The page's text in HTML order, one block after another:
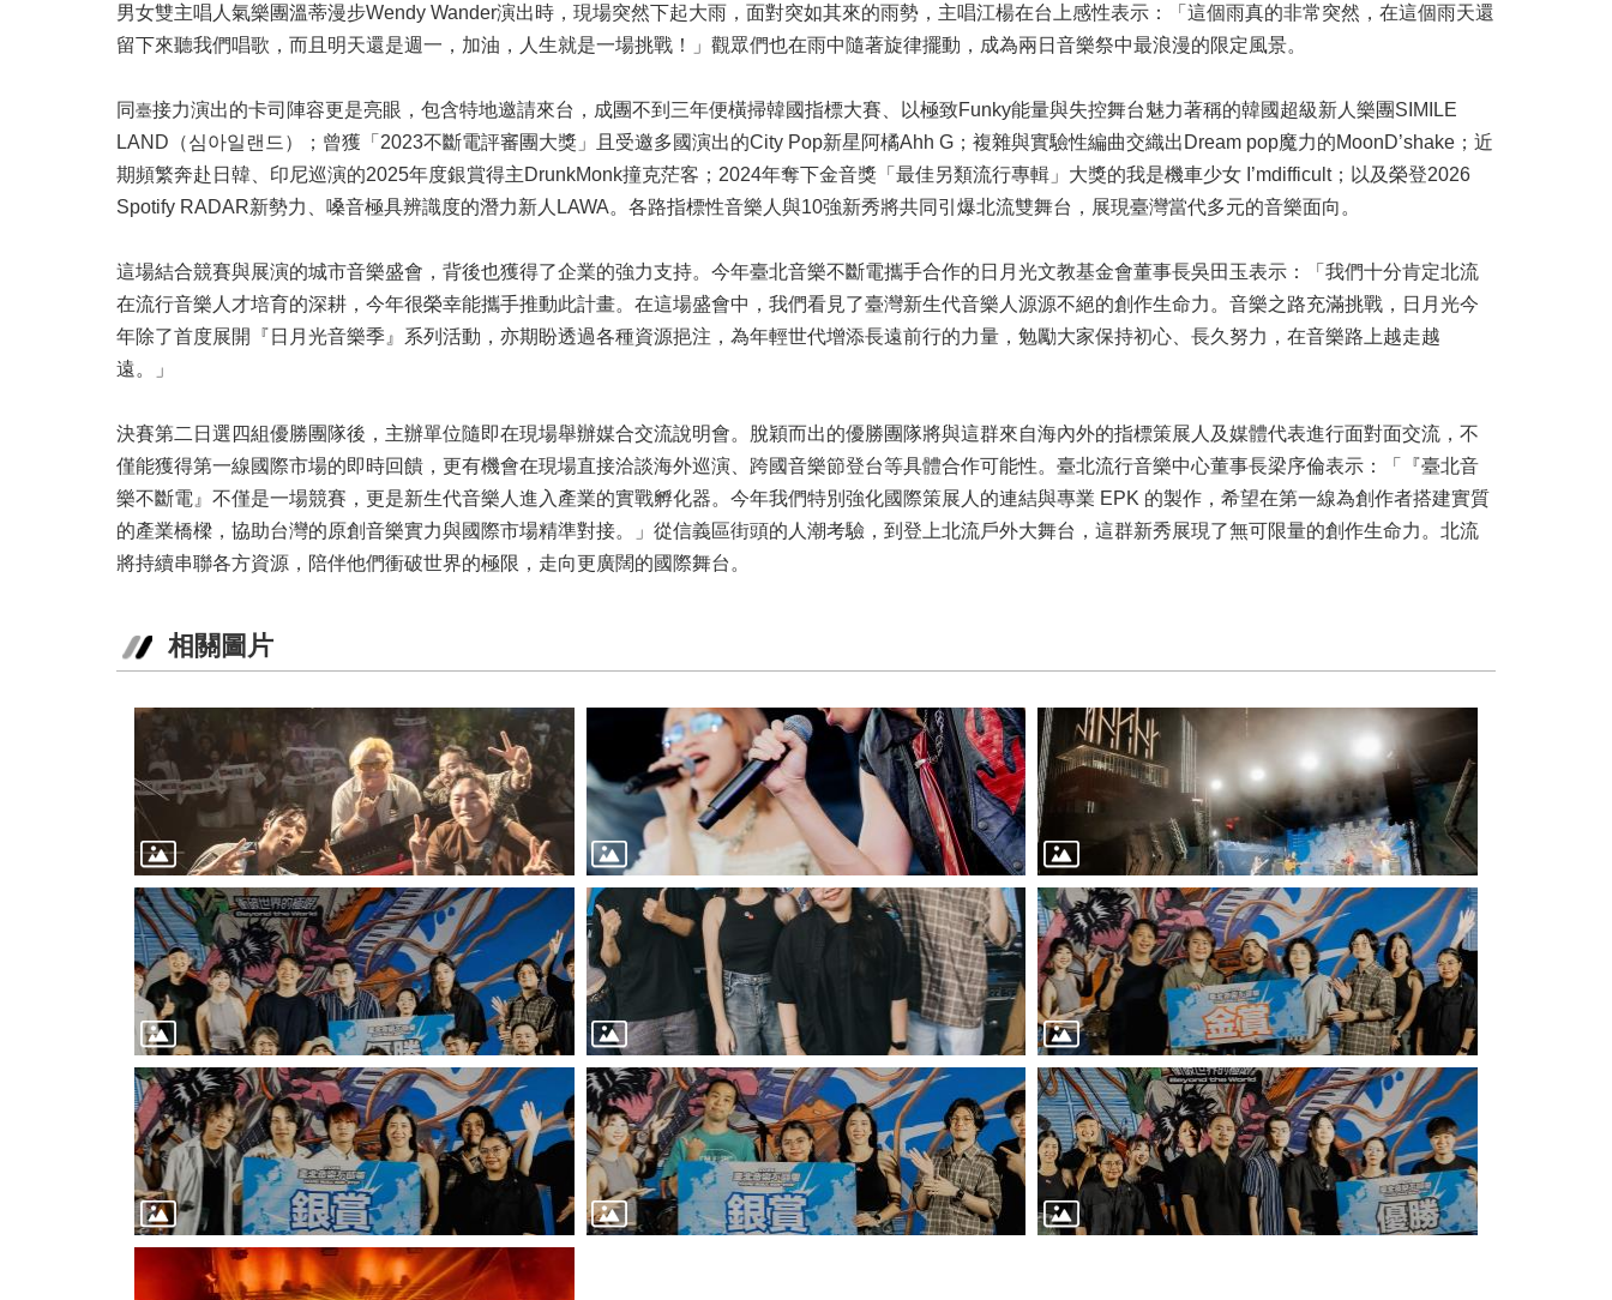
男女雙主唱人氣樂團溫蒂漫步Wendy Wander演出時，現場突然下起大雨，面對突如其來的雨勢，主唱江楊在台上感性表示：「這個雨真的非常突然，在這個雨天還
留下來聽我們唱歌，而且明天還是週一，加油，人生就是一場挑戰！」觀眾們也在雨中隨著旋律擺動，成為兩日音樂祭中最浪漫的限定風景。
同臺接力演出的卡司陣容更是亮眼，包含特地邀請來台，成團不到三年便橫掃韓國指標大賽、以極致Funky能量與失控舞台魅力著稱的韓國超級新人樂團SIMILE
LAND（심아일랜드）；曾獲「2023不斷電評審團大獎」且受邀多國演出的City Pop新星阿橘Ahh G；複雜與實驗性編曲交織出Dream pop魔力的MoonD’shake；近
期頻繁奔赴日韓、印尼巡演的2025年度銀賞得主DrunkMonk撞克茫客；2024年奪下金音獎「最佳另類流行專輯」大獎的我是機車少女 I’mdifficult；以及榮登2026
Spotify RADAR新勢力、嗓音極具辨識度的潛力新人LAWA。各路指標性音樂人與10強新秀將共同引爆北流雙舞台，展現臺灣當代多元的音樂面向。
這場結合競賽與展演的城市音樂盛會，背後也獲得了企業的強力支持。今年臺北音樂不斷電攜手合作的日月光文教基金會董事長吳田玉表示：「我們十分肯定北流
在流行音樂人才培育的深耕，今年很榮幸能攜手推動此計畫。在這場盛會中，我們看見了臺灣新生代音樂人源源不絕的創作生命力。音樂之路充滿挑戰，日月光今
年除了首度展開『日月光音樂季』系列活動，亦期盼透過各種資源挹注，為年輕世代增添長遠前行的力量，勉勵大家保持初心、長久努力，在音樂路上越走越
遠。」
決賽第二日選四組優勝團隊後，主辦單位隨即在現場舉辦媒合交流說明會。脫穎而出的優勝團隊將與這群來自海內外的指標策展人及媒體代表進行面對面交流，不
僅能獲得第一線國際市場的即時回饋，更有機會在現場直接洽談海外巡演、跨國音樂節登台等具體合作可能性。臺北流行音樂中心董事長梁序倫表示：「『臺北音
樂不斷電』不僅是一場競賽，更是新生代音樂人進入產業的實戰孵化器。今年我們特別強化國際策展人的連結與專業 EPK 的製作，希望在第一線為創作者搭建實質
的產業橋樑，協助台灣的原創音樂實力與國際市場精準對接。」從信義區街頭的人潮考驗，到登上北流戶外大舞台，這群新秀展現了無可限量的創作生命力。北流
將持續串聯各方資源，陪伴他們衝破世界的極限，走向更廣闊的國際舞台。
相關圖片